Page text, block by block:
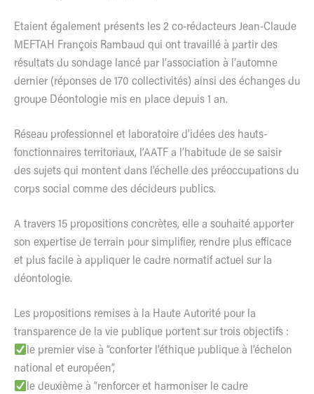
Etaient également présents les 2 co-rédacteurs Jean-Claude
MEFTAH François Rambaud qui ont travaillé à partir des
résultats du sondage lancé par l’association à l’automne
dernier (réponses de 170 collectivités) ainsi des échanges du
groupe Déontologie mis en place depuis 1 an.
Réseau professionnel et laboratoire d’idées des hauts-
fonctionnaires territoriaux, l’AATF a l’habitude de se saisir
des sujets qui montent dans l’échelle des préoccupations du
corps social comme des décideurs publics.
A travers 15 propositions concrètes, elle a souhaité apporter
son expertise de terrain pour simplifier, rendre plus efficace
et plus facile à appliquer le cadre normatif actuel sur la
déontologie.
Les propositions remises à la Haute Autorité pour la
transparence de la vie publique portent sur trois objectifs :
le premier vise à “conforter l’éthique publique à l’échelon
national et européen”,
le deuxième à “renforcer et harmoniser le cadre